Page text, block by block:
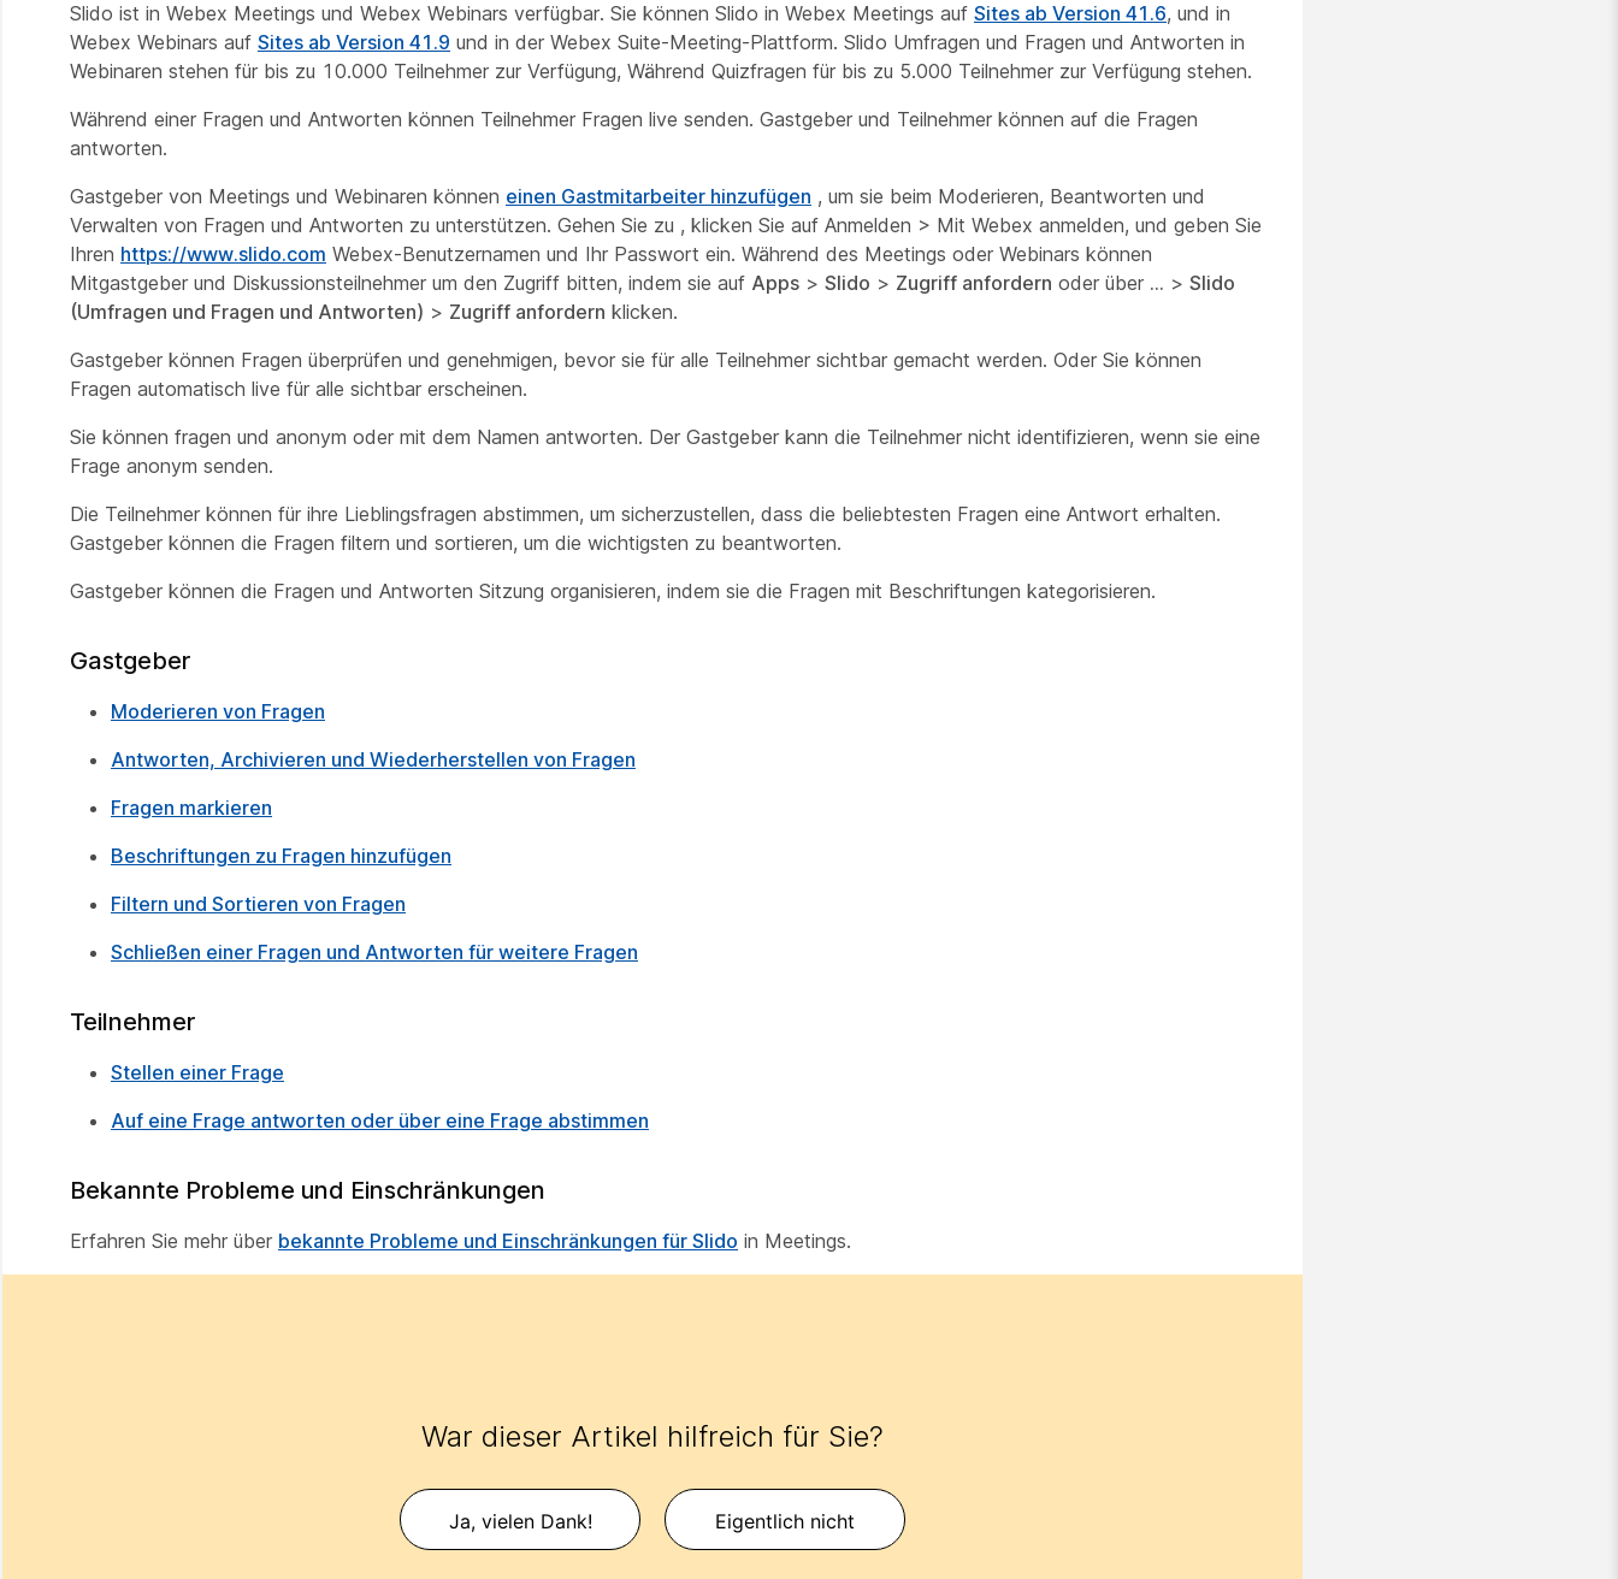
Slido ist in Webex Meetings und Webex Webinars verfügbar. Sie können Slido in Webex Meetings auf Sites ab Version 41.6, und in
Webex Webinars auf Sites ab Version 41.9 und in der Webex Suite-Meeting-Plattform. Slido Umfragen und Fragen und Antworten in
Webinaren stehen für bis zu 10.000 Teilnehmer zur Verfügung, Während Quizfragen für bis zu 5.000 Teilnehmer zur Verfügung stehen.
Während einer Fragen und Antworten können Teilnehmer Fragen live senden. Gastgeber und Teilnehmer können auf die Fragen
antworten.
Gastgeber von Meetings und Webinaren können einen Gastmitarbeiter hinzufügen , um sie beim Moderieren, Beantworten und
Verwalten von Fragen und Antworten zu unterstützen. Gehen Sie zu , klicken Sie auf Anmelden > Mit Webex anmelden, und geben Sie
Ihren https://www.slido.com Webex-Benutzernamen und Ihr Passwort ein. Während des Meetings oder Webinars können
Mitgastgeber und Diskussionsteilnehmer um den Zugriff bitten, indem sie auf Apps > Slido > Zugriff anfordern oder über ... > Slido
(Umfragen und Fragen und Antworten) > Zugriff anfordern klicken.
Gastgeber können Fragen überprüfen und genehmigen, bevor sie für alle Teilnehmer sichtbar gemacht werden. Oder Sie können
Fragen automatisch live für alle sichtbar erscheinen.
Sie können fragen und anonym oder mit dem Namen antworten. Der Gastgeber kann die Teilnehmer nicht identifizieren, wenn sie eine
Frage anonym senden.
Die Teilnehmer können für ihre Lieblingsfragen abstimmen, um sicherzustellen, dass die beliebtesten Fragen eine Antwort erhalten.
Gastgeber können die Fragen filtern und sortieren, um die wichtigsten zu beantworten.
Gastgeber können die Fragen und Antworten Sitzung organisieren, indem sie die Fragen mit Beschriftungen kategorisieren.
Gastgeber
Moderieren von Fragen
Antworten, Archivieren und Wiederherstellen von Fragen
Fragen markieren
Beschriftungen zu Fragen hinzufügen
Filtern und Sortieren von Fragen
Schließen einer Fragen und Antworten für weitere Fragen
Teilnehmer
Stellen einer Frage
Auf eine Frage antworten oder über eine Frage abstimmen
Bekannte Probleme und Einschränkungen
Erfahren Sie mehr über bekannte Probleme und Einschränkungen für Slido in Meetings.
War dieser Artikel hilfreich für Sie?
Ja, vielen Dank! Eigentlich nicht